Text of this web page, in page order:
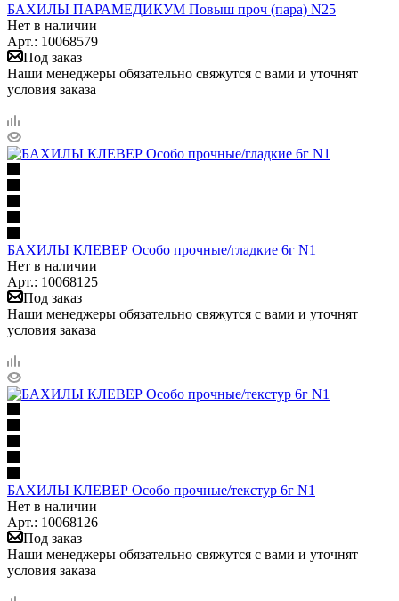
БАХИЛЫ ПАРАМЕДИКУМ Повыш проч (пара) N25
Нет в наличии
Арт.: 10068579
Под заказ
Наши менеджеры обязательно свяжутся с вами и уточнят
условия заказа
БАХИЛЫ КЛЕВЕР Особо прочные/гладкие 6г N1
Нет в наличии
Арт.: 10068125
Под заказ
Наши менеджеры обязательно свяжутся с вами и уточнят
условия заказа
БАХИЛЫ КЛЕВЕР Особо прочные/текстур 6г N1
Нет в наличии
Арт.: 10068126
Под заказ
Наши менеджеры обязательно свяжутся с вами и уточнят
условия заказа